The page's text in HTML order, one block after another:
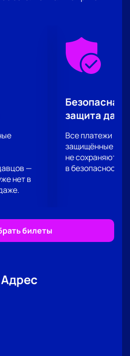
—
нет в
Безопасная
защита
Все платежи
защищённые
не сохраняются
в безопасности.
билеты
Адрес